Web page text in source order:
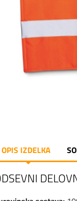
OPIS IZDELKA